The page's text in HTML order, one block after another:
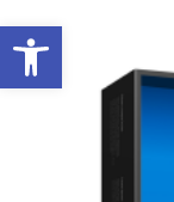
Ανοίξτε τη γραμμή